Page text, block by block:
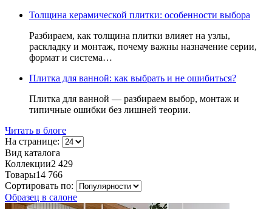
Толщина керамической плитки: особенности выбора
Разбираем, как толщина плитки влияет на узлы,
раскладку и монтаж, почему важны назначение серии,
формат и система…
Плитка для ванной: как выбрать и не ошибиться?
Плитка для ванной — разбираем выбор, монтаж и
типичные ошибки без лишней теории.
Читать в блоге
На странице:
Вид каталога
Коллекции2 429
Товары14 766
Сортировать по:
Образец в салоне